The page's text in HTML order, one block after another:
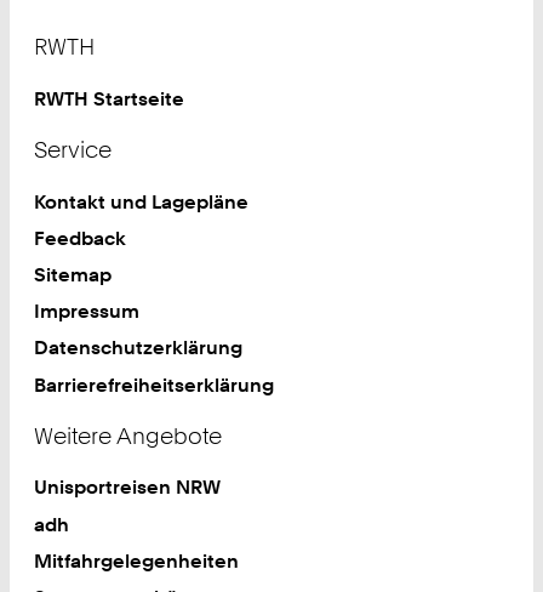
RWTH
RWTH Startseite
Service
Kontakt und Lagepläne
Feedback
Sitemap
Impressum
Datenschutzerklärung
Barrierefreiheitserklärung
Weitere Angebote
Unisportreisen NRW
adh
Mitfahrgelegenheiten